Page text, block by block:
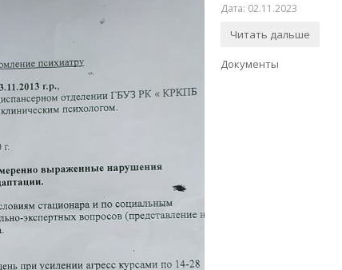
Дата: 02.11.2023
Читать дальше
Документы